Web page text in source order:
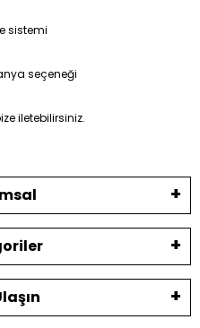
sistemi
seçeneği
iletebilirsiniz.